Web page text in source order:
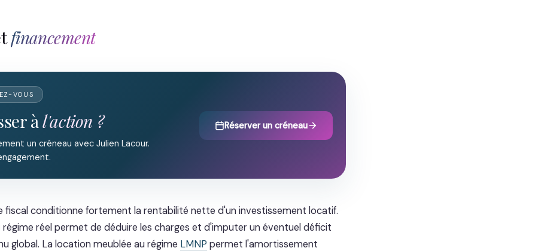
financement
VOUS
àl'action ?
un créneau avec Julien Lacour.
Réserver un créneau
fiscal conditionne fortement la rentabilité nette d'un investissement locatif.
régime réel permet de déduire les charges et d'imputer un éventuel déficit
global. La location meublée au régime LMNP permet l'amortissement